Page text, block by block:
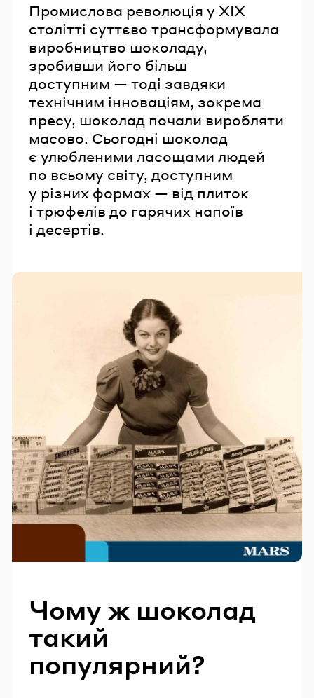
Промислова революція у XIX
столітті суттєво трансформувала
виробництво шоколаду,
зробивши його більш
доступним — тоді завдяки
технічним інноваціям, зокрема
пресу, шоколад почали виробляти
масово. Сьогодні шоколад
є улюбленими ласощами людей
по всьому світу, доступним
у різних формах — від плиток
і трюфелів до гарячих напоїв
і десертів.
Чому ж шоколад
такий
популярний?